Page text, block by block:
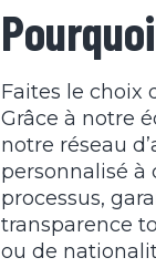
Faites le choix
Grâce à notre
notre réseau
personnalisé à
processus,
transparence
ou de